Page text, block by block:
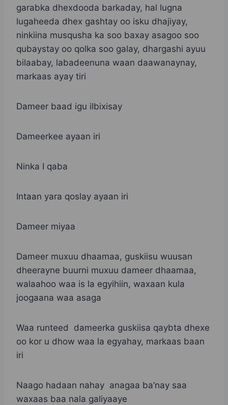
garabka dhexdooda barkaday, hal lugna
lugaheeda dhex gashtay oo isku dhajiyay,
ninkiina musqusha ka soo baxay asagoo soo
qubaystay oo qolka soo galay, dhargashi ayuu
bilaabay, labadeenuna waan daawanaynay,
markaas ayay tiri
Dameer baad igu ilbixisay
Dameerkee ayaan iri
Ninka I qaba
Intaan yara qoslay ayaan iri
Dameer miyaa
Dameer muxuu dhaamaa, guskiisu wuusan
dheerayne buurni muxuu dameer dhaamaa,
walaahoo waa is la egyihiin, waxaan kula
joogaana waa asaga
Waa runteed dameerka guskiisa qaybta dhexe
oo kor u dhow waa la egyahay, markaas baan
iri
Naago hadaan nahay anagaa ba’nay saa
waxaas baa nala galiyaaye